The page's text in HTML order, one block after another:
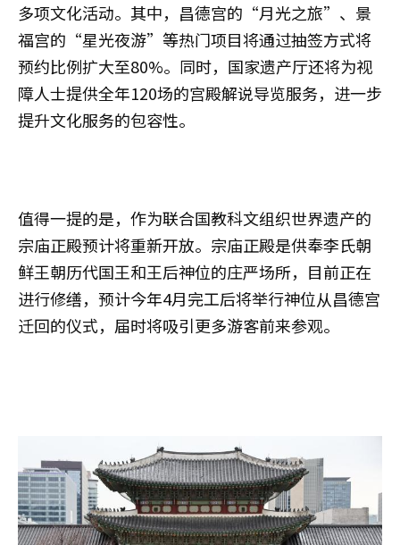
多项文化活动。其中，昌德宫的“月光之旅”、景
福宫的“星光夜游”等热门项目将通过抽签方式将
预约比例扩大至80%。同时，国家遗产厅还将为视
障人士提供全年120场的宫殿解说导览服务，进一步
提升文化服务的包容性。
值得一提的是，作为联合国教科文组织世界遗产的
宗庙正殿预计将重新开放。宗庙正殿是供奉李氏朝
鲜王朝历代国王和王后神位的庄严场所，目前正在
进行修缮，预计今年4月完工后将举行神位从昌德宫
迁回的仪式，届时将吸引更多游客前来参观。